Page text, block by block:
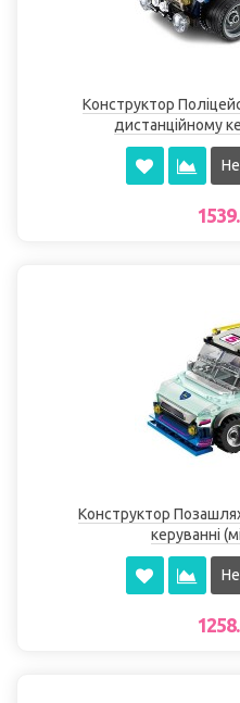
Конструктор
дистанційному
Конструктор
керуванні